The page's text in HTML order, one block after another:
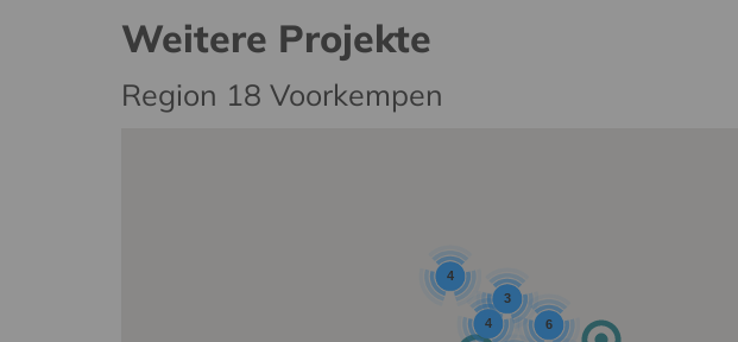
Weitere Projekte
Region 18 Voorkempen
4
4
3
6